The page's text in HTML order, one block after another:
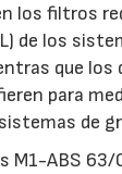
los filtros
de los
que los
para
de
M1-ABS 63/